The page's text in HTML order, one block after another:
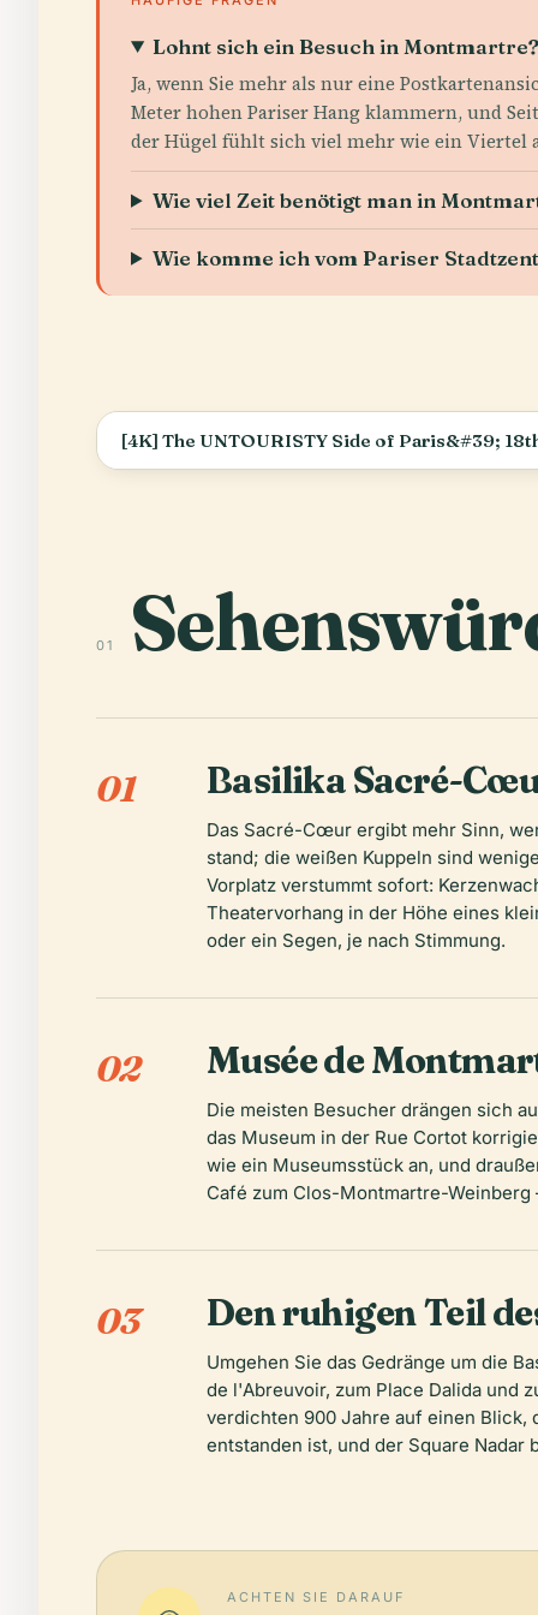
Lohnt sich ein Besuch in Montmartre?
Ja, wenn Sie mehr als nur eine
Meter hohen Pariser Hang klammern, und
der Hügel fühlt sich viel mehr wie ein Viertel
Wie viel Zeit benötigt man in
Wie komme ich vom Pariser
01
01 Basilika Sacré-
Das Sacré-Cœur ergibt mehr Sinn,
stand; die weißen Kuppeln sind
Vorplatz verstummt sofort:
Theatervorhang in der Höhe eines
oder ein Segen, je nach Stimmung.
02 Musée de
Die meisten Besucher drängen sich
das Museum in der Rue Cortot
wie ein Museumsstück an, und
Café zum Clos-Montmartre-Weinberg
03 Den ruhigen Teil
Umgehen Sie das Gedränge um die
de l'Abreuvoir, zum Place Dalida und
verdichten 900 Jahre auf einen Blick,
entstanden ist, und der Square
ACHTEN SIE DARAUF